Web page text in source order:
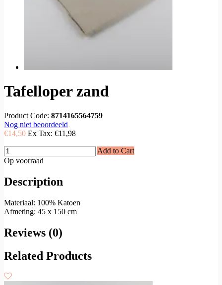
Tafelloper zand
Product Code: 8714165564759
Nog niet beoordeeld
€14,50 Ex Tax: €11,98
Add to Cart
Op voorraad
Description
Materiaal: 100% Katoen
Afmeting: 45 x 150 cm
Reviews (0)
Related Products